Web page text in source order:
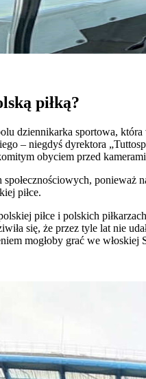
piłką?
dziennikarka sportowa,
– niegdyś dyrektora
obyciem przed
społecznościowych,
piłce.
piłce i polskich
się, że przez tyle lat nie
mogłoby grać we włoskiej